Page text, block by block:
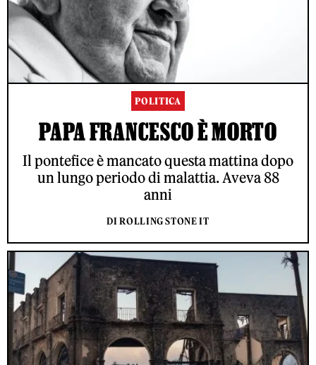
POLITICA
PAPA FRANCESCO È MORTO
Il pontefice è mancato questa mattina dopo
un lungo periodo di malattia. Aveva 88
anni
DI ROLLING STONE IT